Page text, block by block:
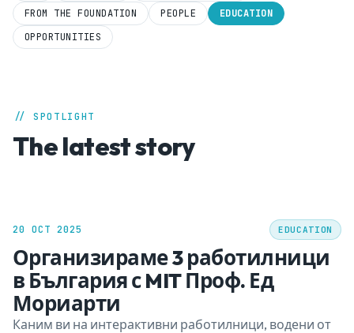
FROM THE FOUNDATION
PEOPLE
EDUCATION
OPPORTUNITIES
// SPOTLIGHT
The latest story
20 OCT 2025 EDUCATION
Организираме 3 работилници
в България с MIT Проф. Ед
Мориарти
Каним ви на интерактивни работилници, водени от